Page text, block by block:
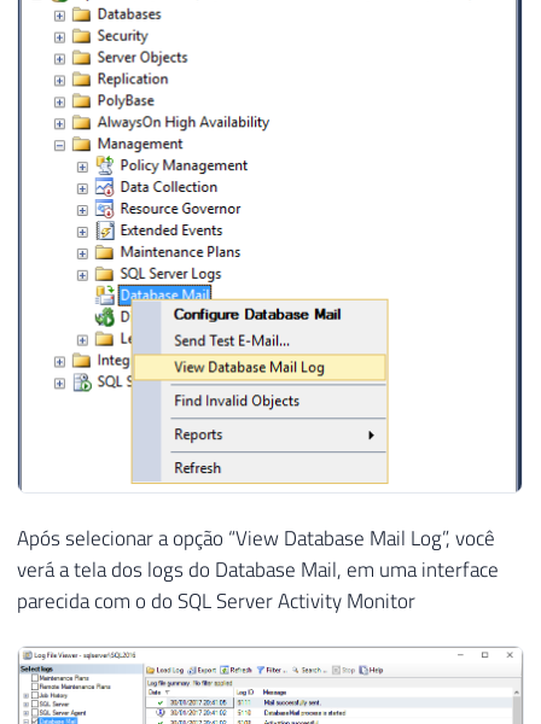
Após selecionar a opção “View Database Mail Log”, você
verá a tela dos logs do Database Mail, em uma interface
parecida com o do SQL Server Activity Monitor